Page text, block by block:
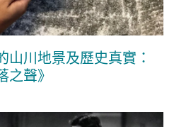
川地景及歷史真實：
聲》